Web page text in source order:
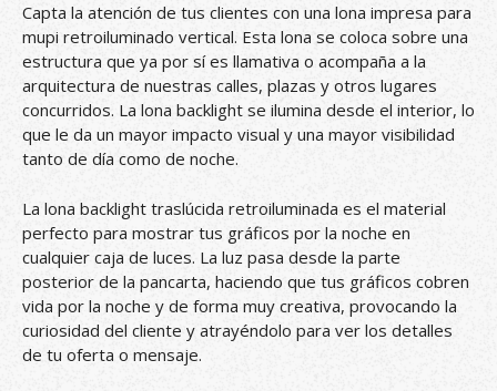
Capta la atención de tus clientes con una lona impresa para
mupi retroiluminado vertical. Esta lona se coloca sobre una
estructura que ya por sí es llamativa o acompaña a la
arquitectura de nuestras calles, plazas y otros lugares
concurridos. La lona backlight se ilumina desde el interior, lo
que le da un mayor impacto visual y una mayor visibilidad
tanto de día como de noche.
La lona backlight traslúcida retroiluminada es el material
perfecto para mostrar tus gráficos por la noche en
cualquier caja de luces. La luz pasa desde la parte
posterior de la pancarta, haciendo que tus gráficos cobren
vida por la noche y de forma muy creativa, provocando la
curiosidad del cliente y atrayéndolo para ver los detalles
de tu oferta o mensaje.